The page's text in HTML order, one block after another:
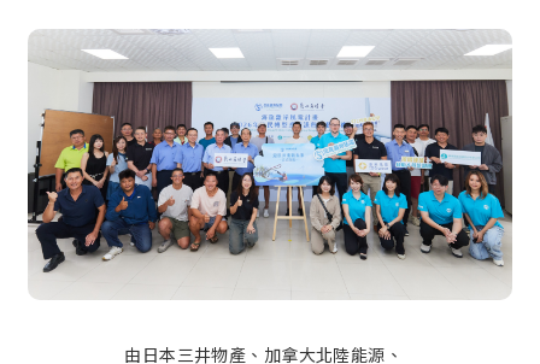
:::
由日本三井物產、加拿大北陸能源、